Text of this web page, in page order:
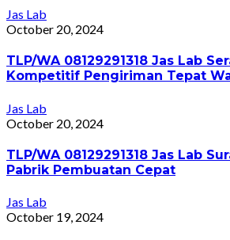
Jas Lab
October 20, 2024
TLP/WA 08129291318 Jas Lab
Kompetitif Pengiriman Tepat
Jas Lab
October 20, 2024
TLP/WA 08129291318 Jas Lab
Pabrik Pembuatan Cepat
Jas Lab
October 19, 2024